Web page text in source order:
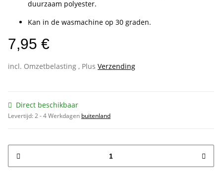
duurzaam polyester.
Kan in de wasmachine op 30 graden.
7,95 €
incl. Omzetbelasting , Plus Verzending
Direct beschikbaar
Levertijd:2 - 4 Werkdagen buitenland